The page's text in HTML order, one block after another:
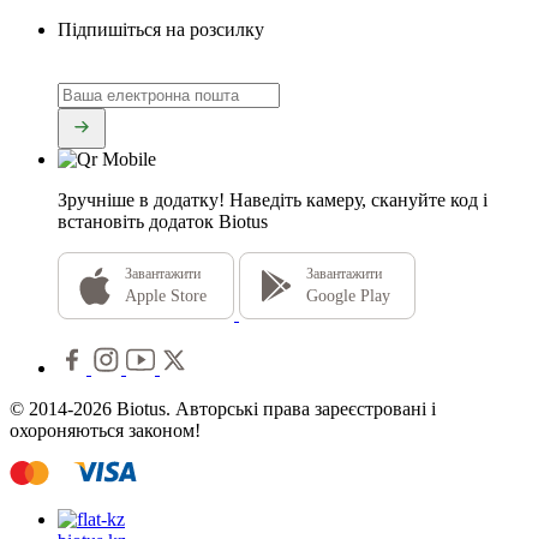
Підпишіться на розсилку
Зручніше в додатку! Наведіть камеру, скануйте код і
встановіть додаток Biotus
Завантажити
Apple Store
Завантажити
Google Play
© 2014-2026 Biotus. Авторські права зареєстровані і
охороняються законом!